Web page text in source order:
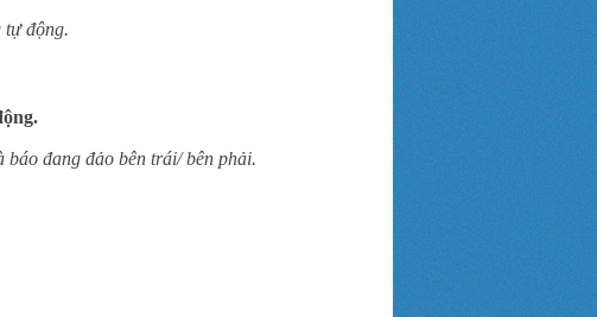
tự động.
đang đảo bên trái/ bên phải.